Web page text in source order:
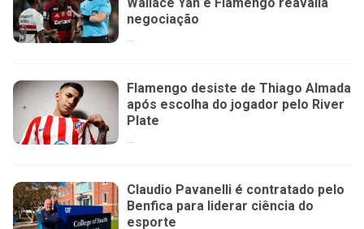
negociação
...
Flamengo desiste de Thiago Almada
após escolha do jogador pelo River
Plate
...
Claudio Pavanelli é contratado pelo
Benfica para liderar ciência do
esporte